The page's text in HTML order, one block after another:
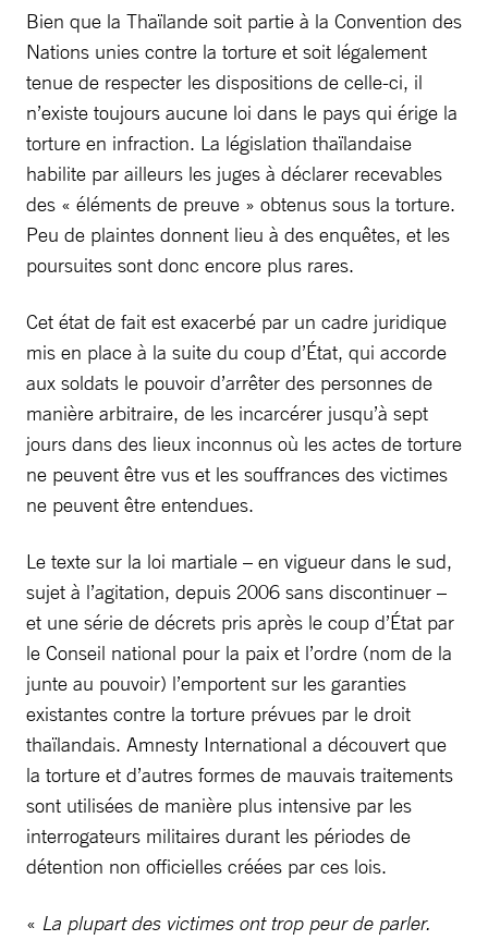
Bien que la Thaïlande soit partie à la Convention des
Nations unies contre la torture et soit légalement
tenue de respecter les dispositions de celle-ci, il
n’existe toujours aucune loi dans le pays qui érige la
torture en infraction. La législation thaïlandaise
habilite par ailleurs les juges à déclarer recevables
des « éléments de preuve » obtenus sous la torture.
Peu de plaintes donnent lieu à des enquêtes, et les
poursuites sont donc encore plus rares.
Cet état de fait est exacerbé par un cadre juridique
mis en place à la suite du coup d’État, qui accorde
aux soldats le pouvoir d’arrêter des personnes de
manière arbitraire, de les incarcérer jusqu’à sept
jours dans des lieux inconnus où les actes de torture
ne peuvent être vus et les souffrances des victimes
ne peuvent être entendues.
Le texte sur la loi martiale – en vigueur dans le sud,
sujet à l’agitation, depuis 2006 sans discontinuer –
et une série de décrets pris après le coup d’État par
le Conseil national pour la paix et l’ordre (nom de la
junte au pouvoir) l’emportent sur les garanties
existantes contre la torture prévues par le droit
thaïlandais. Amnesty International a découvert que
la torture et d’autres formes de mauvais traitements
sont utilisées de manière plus intensive par les
interrogateurs militaires durant les périodes de
détention non officielles créées par ces lois.
« La plupart des victimes ont trop peur de parler.